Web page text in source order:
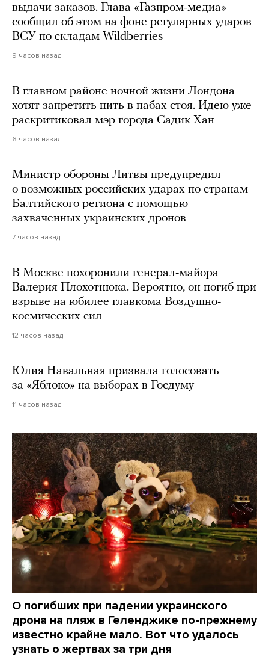
выдачи заказов. Глава «Газпром-медиа»
сообщил об этом на фоне регулярных ударов
ВСУ по складам Wildberries
9 часов назад
В главном районе ночной жизни Лондона
хотят запретить пить в пабах стоя. Идею уже
раскритиковал мэр города Садик Хан
6 часов назад
Министр обороны Литвы предупредил
о возможных российских ударах по странам
Балтийского региона с помощью
захваченных украинских дронов
7 часов назад
В Москве похоронили генерал-майора
Валерия Плохотнюка. Вероятно, он погиб при
взрыве на юбилее главкома Воздушно-
космических сил
12 часов назад
Юлия Навальная призвала голосовать
за «Яблоко» на выборах в Госдуму
11 часов назад
О погибших при падении украинского
дрона на пляж в Геленджике по-прежнему
известно крайне мало. Вот что удалось
узнать о жертвах за три дня